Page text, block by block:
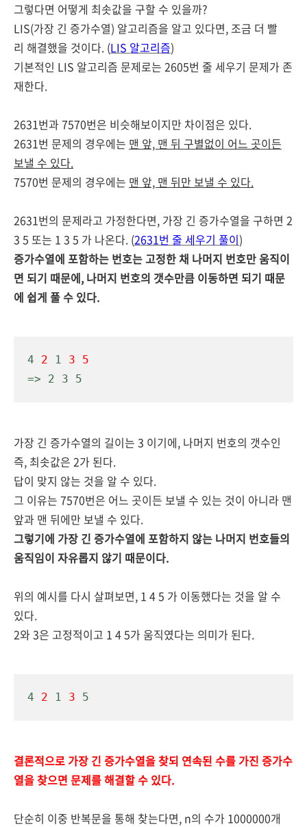
그렇다면 어떻게 최솟값을 구할 수 있을까?
LIS(가장 긴 증가수열) 알고리즘을 알고 있다면, 조금 더 빨
리 해결했을 것이다. (LIS 알고리즘)
기본적인 LIS 알고리즘 문제로는 2605번 줄 세우기 문제가 존
재한다.
2631번과 7570번은 비슷해보이지만 차이점은 있다.
2631번 문제의 경우에는 맨 앞, 맨 뒤 구별없이 어느 곳이든
보낼 수 있다.
7570번 문제의 경우에는 맨 앞, 맨 뒤만 보낼 수 있다.
2631번의 문제라고 가정한다면, 가장 긴 증가수열을 구하면 2
3 5 또는 1 3 5 가 나온다. (2631번 줄 세우기 풀이)
증가수열에 포함하는 번호는 고정한 채 나머지 번호만 움직이
면 되기 때문에, 나머지 번호의 갯수만큼 이동하면 되기 때문
에 쉽게 풀 수 있다.
4 2 1 3
5
=> 2 3 5
가장 긴 증가수열의 길이는 3 이기에, 나머지 번호의 갯수인
즉, 최솟값은 2가 된다.
답이 맞지 않는 것을 알 수 있다.
그 이유는 7570번은 어느 곳이든 보낼 수 있는 것이 아니라 맨
앞과 맨 뒤에만 보낼 수 있다.
그렇기에 가장 긴 증가수열에 포함하지 않는 나머지 번호들의
움직임이 자유롭지 않기 때문이다.
위의 예시를 다시 살펴보면, 1 4 5 가 이동했다는 것을 알 수
있다.
2와 3은 고정적이고 1 4 5가 움직였다는 의미가 된다.
4 2 1 3 5
결론적으로 가장 긴 증가수열을 찾되 연속된 수를 가진 증가수
열을 찾으면 문제를 해결할 수 있다.
단순히 이중 반복문을 통해 찾는다면, n의 수가 1000000개